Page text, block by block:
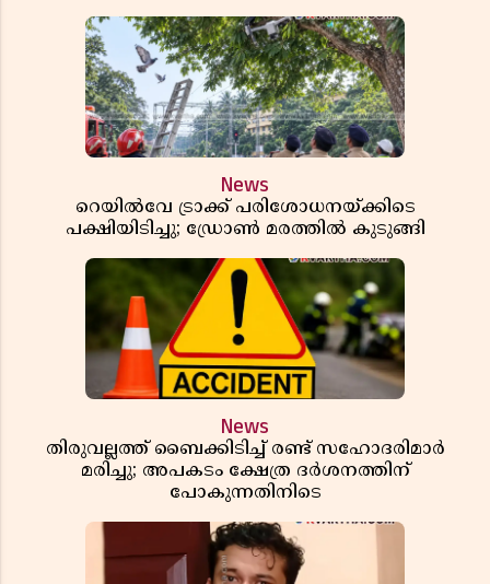
News
റെയിൽവേ ട്രാക്ക് പരിശോധനയ്ക്കിടെ
പക്ഷിയിടിച്ചു; ഡ്രോൺ മരത്തിൽ കുടുങ്ങി
News
തിരുവല്ലത്ത് ബൈക്കിടിച്ച് രണ്ട് സഹോദരിമാർ
മരിച്ചു; അപകടം ക്ഷേത്ര ദർശനത്തിന്
പോകുന്നതിനിടെ